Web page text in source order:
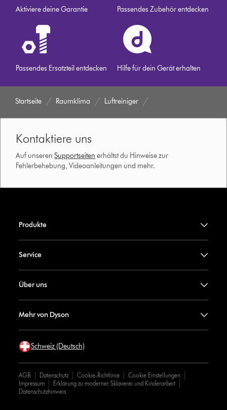
Aktiviere deine Garantie Passendes Zubehör entdecken
Passendes Ersatzteil entdecken Hilfe für dein Gerät erhalten
Startseite Raumklima Luftreiniger
Kontaktiere uns
Auf unserenSupportseiten erhältst du Hinweise zur
Fehlerbehebung, Videoanleitungen und mehr.
Produkte
Service
Über uns
Mehr von Dyson
Schweiz (Deutsch)
AGB Datenschutz Cookie-Richtlinie
Cookie Einstellungen
Impressum
Erklärung zu moderner Sklaverei und Kinderarbeit
Datenschutzhinweis